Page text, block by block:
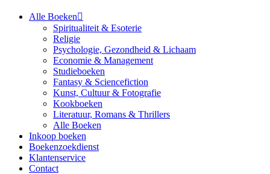
Alle Boeken
Spiritualiteit & Esoterie
Religie
Psychologie, Gezondheid & Lichaam
Economie & Management
Studieboeken
Fantasy & Sciencefiction
Kunst, Cultuur & Fotografie
Kookboeken
Literatuur, Romans & Thrillers
Alle Boeken
Inkoop boeken
Boekenzoekdienst
Klantenservice
Contact